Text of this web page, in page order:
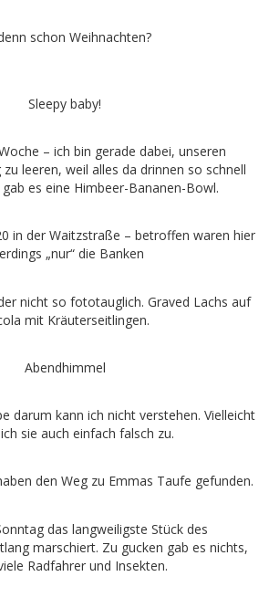
schon Weihnachten?
Sleepy baby!
– ich bin gerade dabei, unseren
leeren, weil alles da drinnen so schnell
es eine Himbeer-Bananen-Bowl.
in der Waitzstraße – betroffen waren hier
„nur“ die Banken
nicht so fototauglich. Graved Lachs auf
mit Kräuterseitlingen.
Abendhimmel
darum kann ich nicht verstehen. Vielleicht
sie auch einfach falsch zu.
den Weg zu Emmas Taufe gefunden.
das langweiligste Stück des
marschiert. Zu gucken gab es nichts,
Radfahrer und Insekten.